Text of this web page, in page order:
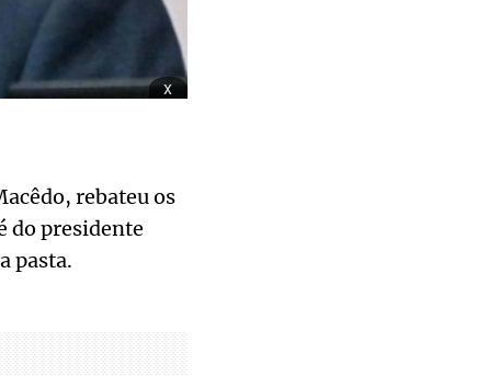
x
rebateu os
do presidente
pasta.